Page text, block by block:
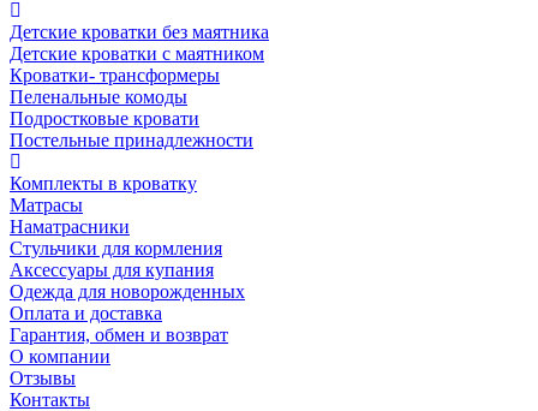
Детские кроватки без маятника
Детские кроватки с маятником
Кроватки- трансформеры
Пеленальные комоды
Подростковые кровати
Постельные принадлежности
Комплекты в кроватку
Матрасы
Наматрасники
Стульчики для кормления
Аксессуары для купания
Одежда для новорожденных
Оплата и доставка
Гарантия, обмен и возврат
О компании
Отзывы
Контакты